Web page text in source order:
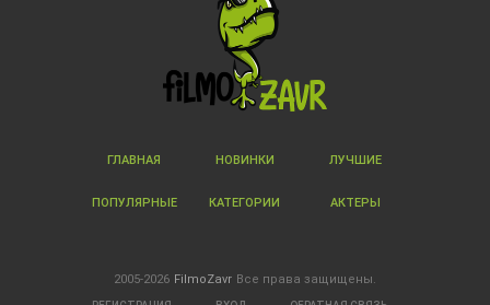
ГЛАВНАЯ НОВИНКИ ЛУЧШИЕ
ПОПУЛЯРНЫЕ КАТЕГОРИИ АКТЕРЫ
2005-2026 FilmoZavr Все права защищены.